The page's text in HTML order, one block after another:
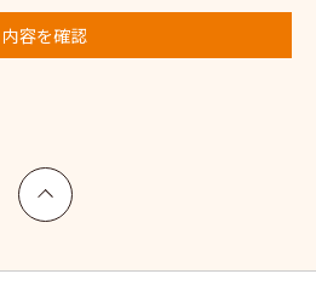
内容を確認
上へ戻る